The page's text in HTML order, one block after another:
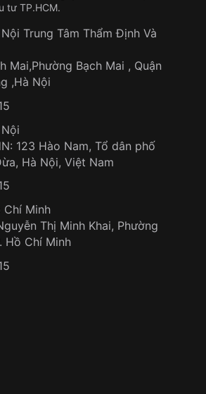
tư TP.HCM.
Trung Tâm Thẩm Định Và
Mai,Phường Bạch Mai , Quận
,Hà Nội
123 Hào Nam, Tổ dân phố
Hà Nội, Việt Nam
Chí Minh
Thị Minh Khai, Phường
Hồ Chí Minh